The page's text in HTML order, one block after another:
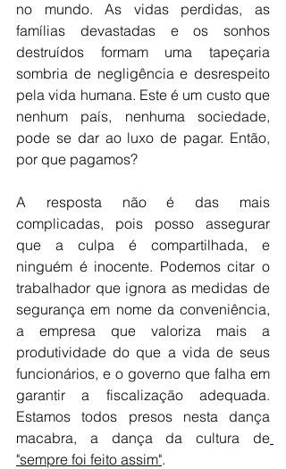
no mundo. As vidas perdidas, as
famílias devastadas e os sonhos
destruídos formam uma tapeçaria
sombria de negligência e desrespeito
pela vida humana. Este é um custo que
nenhum país, nenhuma sociedade,
pode se dar ao luxo de pagar. Então,
por que pagamos?
A resposta não é das mais
complicadas, pois posso assegurar
que a culpa é compartilhada, e
ninguém é inocente. Podemos citar o
trabalhador que ignora as medidas de
segurança em nome da conveniência,
a empresa que valoriza mais a
produtividade do que a vida de seus
funcionários, e o governo que falha em
garantir a fiscalização adequada.
Estamos todos presos nesta dança
macabra, a dança da cultura de
"sempre foi feito assim".